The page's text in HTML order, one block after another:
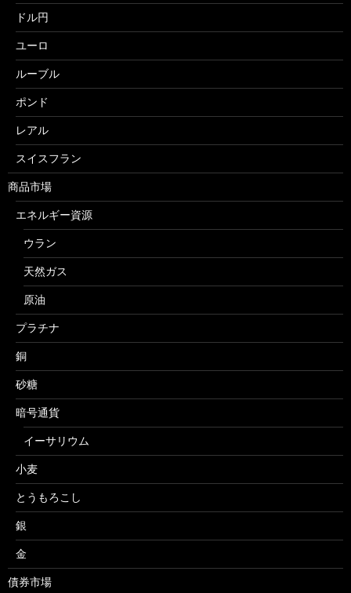
ドル円
ユーロ
ルーブル
ポンド
レアル
スイスフラン
商品市場
エネルギー資源
ウラン
天然ガス
原油
プラチナ
銅
砂糖
暗号通貨
イーサリウム
小麦
とうもろこし
銀
金
債券市場